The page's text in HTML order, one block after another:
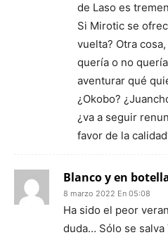
de Laso es
Si Mirotic se
vuelta? Otra
quería o no
aventurar qué
¿Okobo?
¿va a seguir
favor de la
Blanco y en
8 marzo 2022 En 05:08
Ha sido el peor
duda… Sólo se